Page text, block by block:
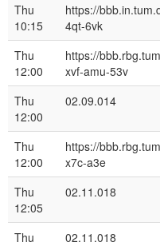
Thu
10:15
https://
4qt-6vk
Thu
12:00
https://
xvf-amu-53v
Thu
12:00
02.09.014
Thu
12:00
https://
x7c-a3e
Thu
12:05
02.11.018
Thu
02.11.018